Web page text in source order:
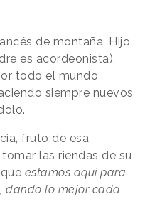
de montaña. Hijo
es acordeonista),
todo el mundo
siempre nuevos
fruto de esa
las riendas de su
estamos aquí para
dando lo mejor cada